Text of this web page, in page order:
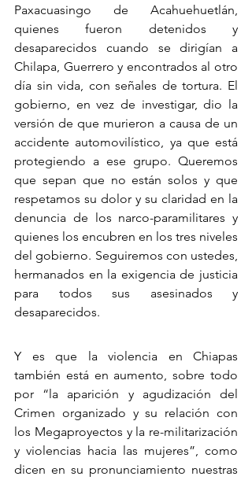
Paxacuasingo de Acahuehuetlán,
quienes fueron detenidos y
desaparecidos cuando se dirigían a
Chilapa, Guerrero y encontrados al otro
día sin vida, con señales de tortura. El
gobierno, en vez de investigar, dio la
versión de que murieron a causa de un
accidente automovilístico, ya que está
protegiendo a ese grupo. Queremos
que sepan que no están solos y que
respetamos su dolor y su claridad en la
denuncia de los narco-paramilitares y
quienes los encubren en los tres niveles
del gobierno. Seguiremos con ustedes,
hermanados en la exigencia de justicia
para todos sus asesinados y
desaparecidos.
Y es que la violencia en Chiapas
también está en aumento, sobre todo
por “la aparición y agudización del
Crimen organizado y su relación con
los Megaproyectos y la re-militarización
y violencias hacia las mujeres”, como
dicen en su pronunciamiento nuestras